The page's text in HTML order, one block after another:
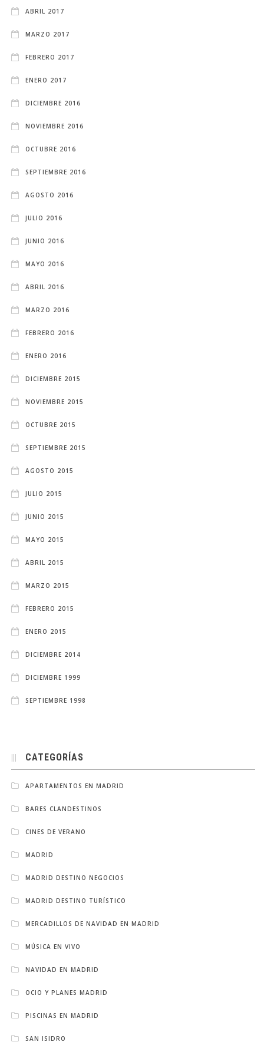
ABRIL 2017
MARZO 2017
FEBRERO 2017
ENERO 2017
DICIEMBRE 2016
NOVIEMBRE 2016
OCTUBRE 2016
SEPTIEMBRE 2016
AGOSTO 2016
JULIO 2016
JUNIO 2016
MAYO 2016
ABRIL 2016
MARZO 2016
FEBRERO 2016
ENERO 2016
DICIEMBRE 2015
NOVIEMBRE 2015
OCTUBRE 2015
SEPTIEMBRE 2015
AGOSTO 2015
JULIO 2015
JUNIO 2015
MAYO 2015
ABRIL 2015
MARZO 2015
FEBRERO 2015
ENERO 2015
DICIEMBRE 2014
DICIEMBRE 1999
SEPTIEMBRE 1998
CATEGORÍAS
APARTAMENTOS EN MADRID
BARES CLANDESTINOS
CINES DE VERANO
MADRID
MADRID DESTINO NEGOCIOS
MADRID DESTINO TURÍSTICO
MERCADILLOS DE NAVIDAD EN MADRID
MÚSICA EN VIVO
NAVIDAD EN MADRID
OCIO Y PLANES MADRID
PISCINAS EN MADRID
SAN ISIDRO